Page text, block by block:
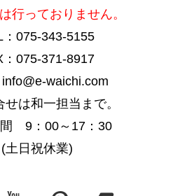
行っておりません。
：075-343-5155
：075-371-8917
waichi.com
は和一担当まで。
9：00～17：30
(土日祝休業)